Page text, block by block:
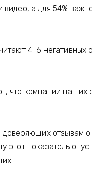
видео, а для 54%
4-6 негативных
что компании на
отзывам о
этот показатель